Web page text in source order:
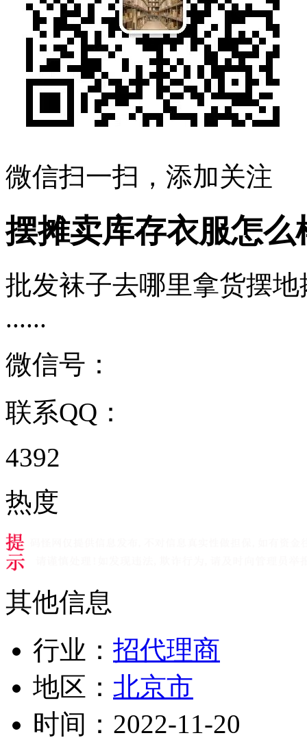
微信扫一扫，添加关注
摆摊卖库存衣服怎么
批发袜子去哪里拿货摆地
......
微信号：
联系QQ：
4392
热度
其他信息
行业： 招代理商
地区： 北京市
时间： 2022-11-20